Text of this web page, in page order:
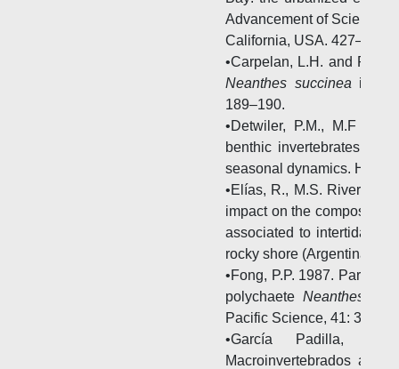
Advancement of Science,
California, USA. 427–444
•Carpelan, L.H. and R.H.
Neanthes succinea in
189–190.
•Detwiler, P.M., M.F
benthic invertebrates of
seasonal dynamics.
•Elías, R., M.S. Rivero
impact on the
associated to intertidal
rocky shore (Argentina).
•Fong, P.P. 1987. Particle
polychaete Neanthes
Pacific Science, 41: 3743.
•García Padilla,
Macroinvertebrados